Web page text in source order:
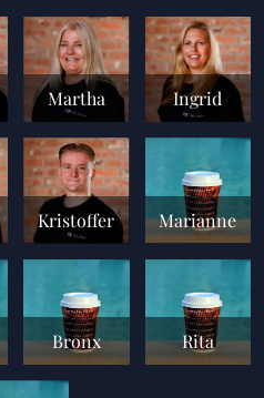
Martha Ingrid
Kristoffer Marianne
Bronx Rita